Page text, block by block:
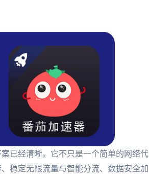
已经清晰。它不只是一个简单的网络代
稳定无限流量与智能分流、数据安全加